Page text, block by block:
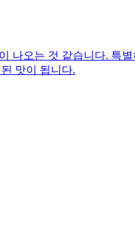
나오는 것 같습니다. 특
맛이 됩니다.